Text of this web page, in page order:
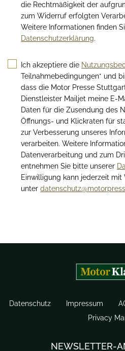
die Rechtmäßigkeit der
zum Widerruf erfolgten
Weitere Informationen finden
Datenschutzerklärung.
Ich akzeptiere die
Teilnahmebedingungen* und
dass die Motor Presse
Dienstleister Mailjet meine E-
Daten für die Zusendung des
Öffnungs- und Klickraten für
zur Verbesserung unseres
verarbeiten. Weitere
Datenverarbeitung und zum
entnehmen Sie bitte unserer
Einwilligung kann jederzeit
unter
Datenschutz Impressum
Privacy
NEWSLETTER-